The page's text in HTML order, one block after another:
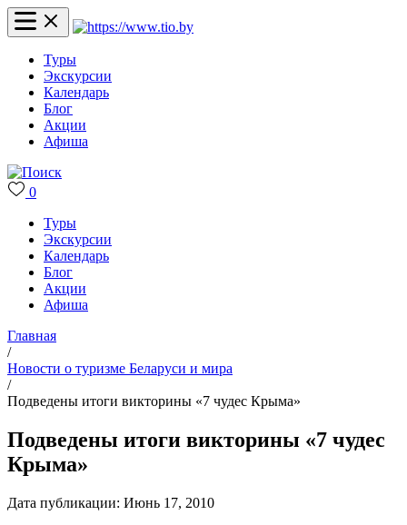
Туры
Экскурсии
Календарь
Блог
Акции
Афиша
0
Туры
Экскурсии
Календарь
Блог
Акции
Афиша
Главная
/
Новости о туризме Беларуси и мира
/
Подведены итоги викторины «7 чудес Крыма»
Подведены итоги викторины «7 чудес
Крыма»
Дата публикации: Июнь 17, 2010